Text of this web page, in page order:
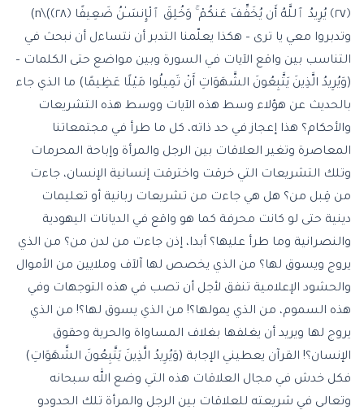
﴿٢٧﴾ يُرِيدُ ٱللَّهُ أَن يُخَفِّفَ عَنكُمْ ۚ وَخُلِقَ ٱلْإِنسَـٰنُ ضَعِيفًا ﴿٢٨﴾)\n)
وتدبروا معي يا ترى – هكذا يعلّمنا التدبر أن نتساءل أن نبحث في
التناسب بين واقع الآيات في السورة وبين مواضع حتى الكلمات –
(وَيُرِيدُ الَّذِينَ يَتَّبِعُونَ الشَّهَوَاتِ أَنْ تَمِيلُوا مَيْلًا عَظِيمًا) ما الذي جاء
بالحديث عن هؤلاء وسط هذه الآيات ووسط هذه التشريعات
والأحكام؟ هذا إعجاز في حد ذاته، كل ما طرأ في مجتمعاتنا
المعاصرة وتغير العلاقات بين الرجل والمرأة وإباحة المحرمات
وتلك التشريعات التي خرقت واخترقت إنسانية الإنسان، جاءت
من قِبل من؟ هل هي جاءت من تشريعات ربانية أو تعليمات
دينية حتى لو كانت محرفة كما هو واقع في الديانات اليهودية
والنصرانية وما طرأ عليها؟ أبدا، إذن جاءت من لدن من؟ من الذي
يروج ويسوق لها؟ من الذي يخصص لها آلآف وملايين من الأموال
والحشود الإعلامية تنفق لأجل أن تصب في هذه التوجهات وفي
هذه السموم، من الذي يمولها؟! من الذي يسوق لها؟! من الذي
يروج لها ويريد أن يغلفها بغلاف المساواة والحرية وحقوق
الإنسان؟! القرآن يعطيني الإجابة (وَيُرِيدُ الَّذِينَ يَتَّبِعُونَ الشَّهَوَاتِ)
فكل خدش في مجال العلاقات هذه التي وضع الله سبحانه
وتعالى في شريعته للعلاقات بين الرجل والمرأة تلك الحدودو